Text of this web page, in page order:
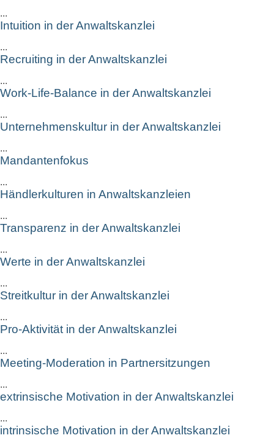
...
Intuition in der Anwaltskanzlei
...
Recruiting in der Anwaltskanzlei
...
Work-Life-Balance in der Anwaltskanzlei
...
Unternehmenskultur in der Anwaltskanzlei
...
Mandantenfokus
...
Händlerkulturen in Anwaltskanzleien
...
Transparenz in der Anwaltskanzlei
...
Werte in der Anwaltskanzlei
...
Streitkultur in der Anwaltskanzlei
...
Pro-Aktivität in der Anwaltskanzlei
...
Meeting-Moderation in Partnersitzungen
...
extrinsische Motivation in der Anwaltskanzlei
...
intrinsische Motivation in der Anwaltskanzlei